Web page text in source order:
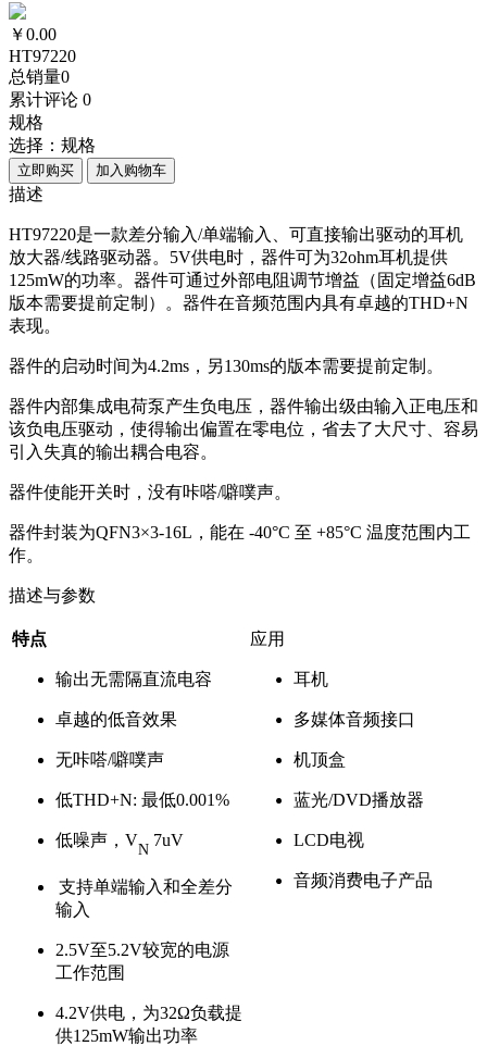
￥0.00
HT97220
总销量0
累计评论 0
规格
选择： 规格
立即购买 加入购物车
描述
HT97220是一款差分输入/单端输入、可直接输出驱动的耳机
放大器/线路驱动器。5V供电时，器件可为32ohm耳机提供
125mW的功率。器件可通过外部电阻调节增益（固定增益6dB
版本需要提前定制）。器件在音频范围内具有卓越的THD+N
表现。
器件的启动时间为4.2ms，另130ms的版本需要提前定制。
器件内部集成电荷泵产生负电压，器件输出级由输入正电压和
该负电压驱动，使得输出偏置在零电位，省去了大尺寸、容易
引入失真的输出耦合电容。
器件使能开关时，没有咔嗒/噼噗声。
器件封装为QFN3×3-16L，能在 -40°C 至 +85°C 温度范围内工
作。
描述与参数
特点
输出无需隔直流电容
卓越的低音效果
无咔嗒/噼噗声
低THD+N: 最低0.001%
低噪声，V
N
7uV
支持单端输入和全差分
输入
2.5V至5.2V较宽的电源
工作范围
4.2V供电，为32Ω负载提
供125mW输出功率
应用
耳机
多媒体音频接口
机顶盒
蓝光/DVD播放器
LCD电视
音频消费电子产品